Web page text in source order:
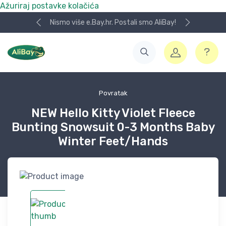
Ažuriraj postavke kolačića
Nismo više e.Bay.hr. Postali smo AliBay!
Povratak
NEW Hello Kitty Violet Fleece
Bunting Snowsuit 0-3 Months Baby
Winter Feet/Hands